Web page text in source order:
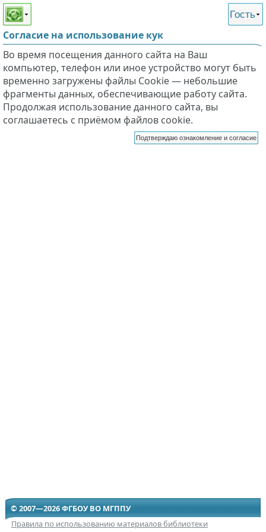
Этот сайт поддерживает
слабовидящих
Гость
Согласие на использование кук
Во время посещения данного сайта на Ваш
компьютер, телефон или иное устройство могут быть
временно загружены файлы Cookie — небольшие
фрагменты данных, обеспечивающие работу сайта.
Продолжая использование данного сайта, вы
соглашаетесь с приёмом файлов cookie.
Подтверждаю ознакомление и согласие
© 2007—2026 ФГБОУ ВО МГППУ
Правила по использованию материалов библиотеки